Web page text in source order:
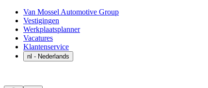
Van Mossel Automotive Group
Vestigingen
Werkplaatsplanner
Vacatures
Klantenservice
nl - Nederlands